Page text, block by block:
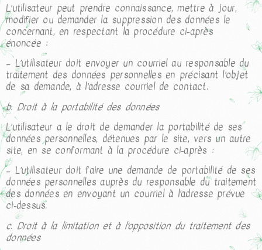
L’utilisateur peut prendre connaissance, mettre à jour,
modifier ou demander la suppression des données le
concernant, en respectant la procédure ci-après
énoncée :
– L’utilisateur doit envoyer un courriel au responsable du
traitement des données personnelles en précisant l’objet
de sa demande, à l’adresse courriel de contact.
b. Droit à la portabilité des données
L’utilisateur a le droit de demander la portabilité de ses
données personnelles, détenues par le site, vers un autre
site, en se conformant à la procédure ci-après :
– L’utilisateur doit faire une demande de portabilité de ses
données personnelles auprès du responsable du traitement
des données en envoyant un courriel à l’adresse prévue
ci-dessus.
c. Droit à la limitation et à l’opposition du traitement des
données